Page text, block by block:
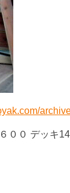
００ デッキ